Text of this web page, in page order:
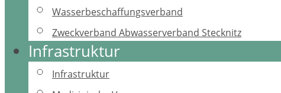
Wasserbeschaffungsverband
Zweckverband Abwasserverband Stecknitz
Infrastruktur
Infrastruktur